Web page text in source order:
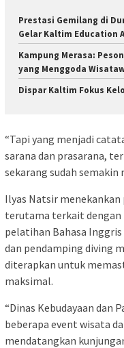
Prestasi Gemilang di
Gelar Kaltim Education
Kampung Merasa:
yang Menggoda
Dispar Kaltim Fokus
“Tapi yang menjadi
sarana dan prasarana,
sekarang sudah semakin
Ilyas Natsir
terutama terkait dengan
pelatihan Bahasa
dan pendamping diving
diterapkan untuk
maksimal.
“Dinas Kebudayaan dan
beberapa event wisata
mendatangkan